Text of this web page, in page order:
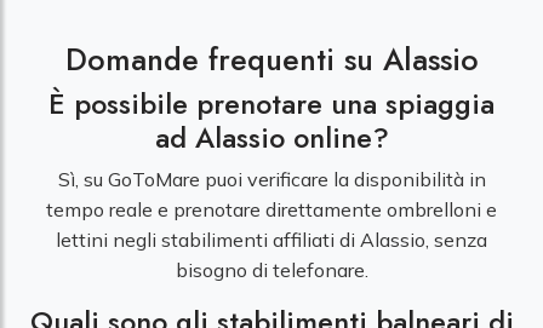
Domande frequenti su Alassio
È possibile prenotare una spiaggia
ad Alassio online?
Sì, su GoToMare puoi verificare la disponibilità in
tempo reale e prenotare direttamente ombrelloni e
lettini negli stabilimenti affiliati di Alassio, senza
bisogno di telefonare.